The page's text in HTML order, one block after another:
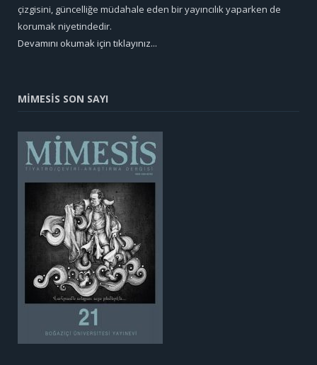
çizgisini, güncelliğe müdahale eden bir yayıncılık yaparken de
korumak niyetindedir.
Devamını okumak için tıklayınız...
MİMESİS SON SAYI